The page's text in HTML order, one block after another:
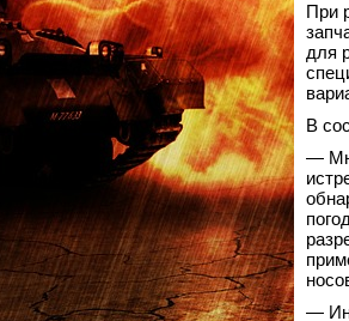
При
для
В
—
—